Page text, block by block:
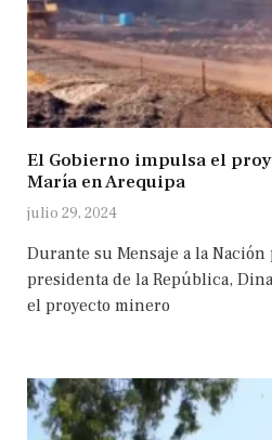
El Gobierno impulsa el
María en Arequipa
julio 29, 2024
Durante su Mensaje a la Nación
presidenta de la República,
el proyecto minero